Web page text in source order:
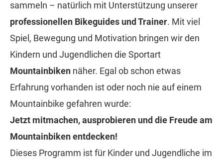
sammeln – natürlich mit Unterstützung unserer
professionellen Bikeguides und Trainer. Mit viel
Spiel, Bewegung und Motivation bringen wir den
Kindern und Jugendlichen die Sportart
Mountainbiken näher. Egal ob schon etwas
Erfahrung vorhanden ist oder noch nie auf einem
Mountainbike gefahren wurde:
Jetzt mitmachen, ausprobieren und die Freude am
Mountainbiken entdecken!
Dieses Programm ist für Kinder und Jugendliche im